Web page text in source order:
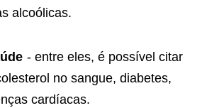
alcoólicas.
- entre eles, é possível citar
no sangue, diabetes,
cardíacas.